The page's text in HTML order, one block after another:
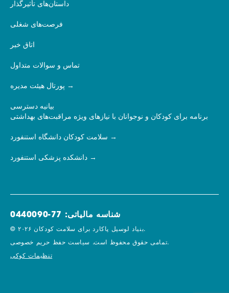
داستان‌های تأثیرگذار
فرصت‌های شغلی
اتاق خبر
تماس و سوالات متداول
پورتال هیئت مدیره
بیانیه دسترسی
برنامه برای کودکان و نوجوانان با نیازهای ویژه مراقبت‌های بهداشتی
سلامت کودکان دانشگاه استنفورد
دانشکده پزشکی استنفورد
شناسه مالیاتی: 77-0440090
© ۲۰۲۶ بنیاد لوسیل پاکارد برای سلامت کودکان.
تمامی حقوق محفوظ است.سیاست حفظ حریم خصوصی.
تنظیمات کوکی